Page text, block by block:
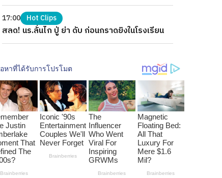
17:00 Hot Clips
สลด! นร.ลั่นไก ปู่ ย่า ดับ ก่อนกราดยิงในโรงเรียน